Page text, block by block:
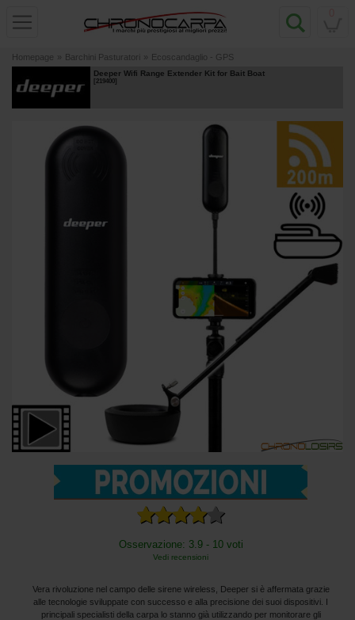
Homepage » Barchini Pasturatori » Ecoscandaglio - GPS
Deeper Wifi Range Extender Kit for Bait Boat
[219400]
Osservazione: 3.9 - 10 voti
Vedi recensioni
Vera rivoluzione nel campo delle sirene wireless, Deeper si è affermata grazie
alle tecnologie sviluppate con successo e alla precisione dei suoi dispositivi. I
principali specialisti della carpa lo stanno già utilizzando per monitorare gli